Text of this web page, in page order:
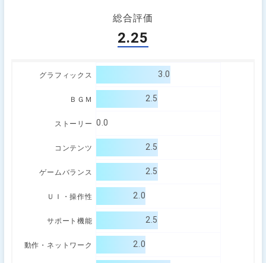
総合評価
2.25
グラフィックス 3.0
ＢＧＭ 2.5
ストーリー 0.0
コンテンツ 2.5
ゲームバランス 2.5
ＵＩ・操作性 2.0
サポート機能 2.5
動作・ネットワーク 2.0